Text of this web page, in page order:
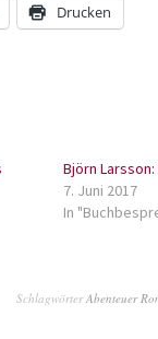
Drucken
Björn
7. Juni 2017
In
SchlagwörterAbenteuer